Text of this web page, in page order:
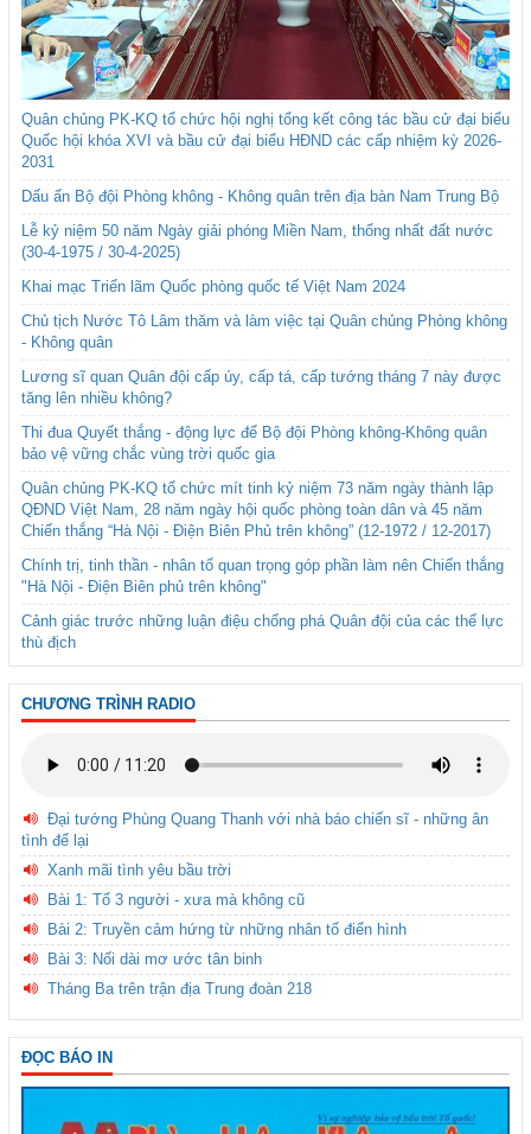
Quân chủng PK-KQ tổ chức hội nghị tổng kết công tác bầu cử đại biểu
Quốc hội khóa XVI và bầu cử đại biểu HĐND các cấp nhiệm kỳ 2026-
2031
Dấu ấn Bộ đội Phòng không - Không quân trên địa bàn Nam Trung Bộ
Lễ kỷ niệm 50 năm Ngày giải phóng Miền Nam, thống nhất đất nước
(30-4-1975 / 30-4-2025)
Khai mạc Triển lãm Quốc phòng quốc tế Việt Nam 2024
Chủ tịch Nước Tô Lâm thăm và làm việc tại Quân chủng Phòng không
- Không quân
Lương sĩ quan Quân đội cấp úy, cấp tá, cấp tướng tháng 7 này được
tăng lên nhiều không?
Thi đua Quyết thắng - động lực để Bộ đội Phòng không-Không quân
bảo vệ vững chắc vùng trời quốc gia
Quân chủng PK-KQ tổ chức mít tinh kỷ niệm 73 năm ngày thành lập
QĐND Việt Nam, 28 năm ngày hội quốc phòng toàn dân và 45 năm
Chiến thắng “Hà Nội - Điện Biên Phủ trên không” (12-1972 / 12-2017)
Chính trị, tinh thần - nhân tố quan trọng góp phần làm nên Chiến thắng
"Hà Nội - Điện Biên phủ trên không"
Cảnh giác trước những luận điệu chống phá Quân đội của các thế lực
thù địch
CHƯƠNG TRÌNH RADIO
Đại tướng Phùng Quang Thanh với nhà báo chiến sĩ - những ân
tình để lại
Xanh mãi tình yêu bầu trời
Bài 1: Tổ 3 người - xưa mà không cũ
Bài 2: Truyền cảm hứng từ những nhân tố điển hình
Bài 3: Nối dài mơ ước tân binh
Tháng Ba trên trận địa Trung đoàn 218
ĐỌC BÁO IN